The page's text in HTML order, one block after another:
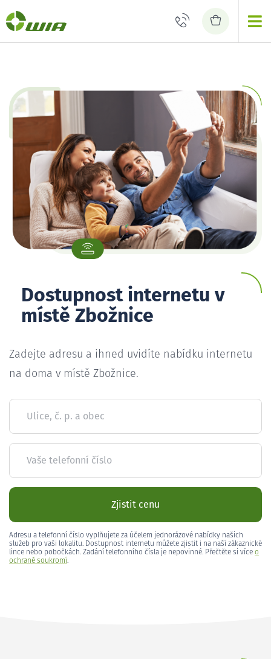
Dostupnost internetu v
místě Zbožnice
Zadejte adresu a ihned uvidíte nabídku internetu
na doma v místě Zbožnice.
Ulice, č. p. a obec
Vaše telefonní číslo
Zjistit cenu
Adresu a telefonní číslo vyplňujete za účelem jednorázové nabídky našich
služeb pro vaši lokalitu. Dostupnost internetu můžete zjistit i na naší zákaznické
lince nebo pobočkách. Zadání telefonního čísla je nepovinné. Přečtěte si více o
ochraně soukromí.